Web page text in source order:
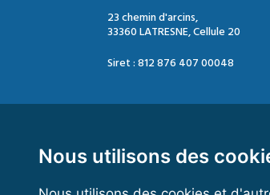
Nous utilisons des
23 chemin d'arcins,
33360 LATRESNE, Cellule 20
Siret : 812 876 407 00048
Mail : contact@ffforce.fr